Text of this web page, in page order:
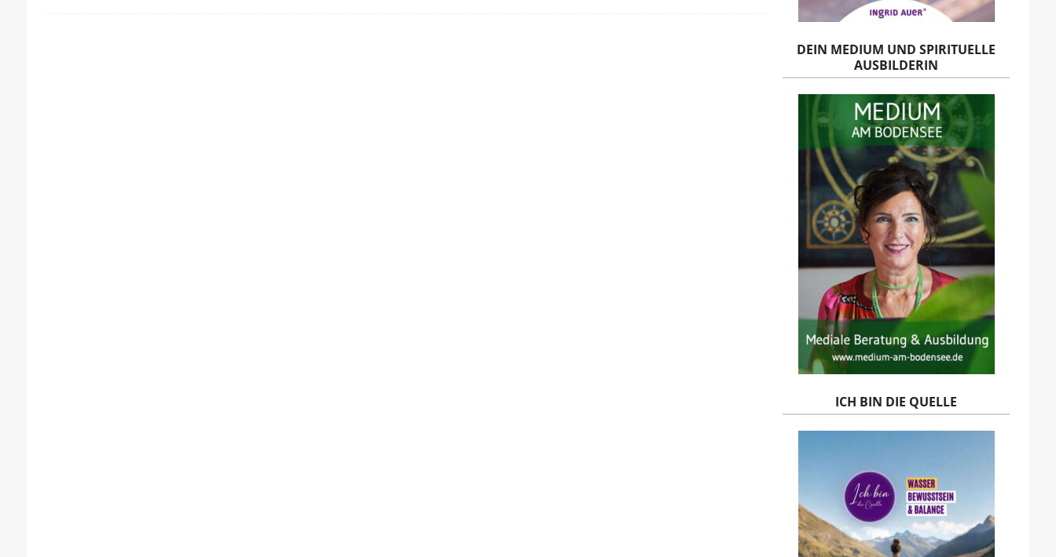
DEIN MEDIUM UND SPIRITUELLE
AUSBILDERIN
ICH BIN DIE QUELLE